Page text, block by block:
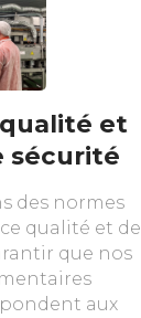
et
sécurité
des normes
qualité et de
que nos
aux